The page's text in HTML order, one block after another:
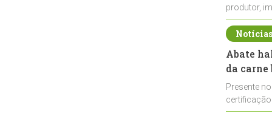
produtor,
de leite cru
Abate
da
Presente